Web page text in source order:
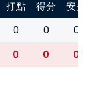
打點 得分
安打
0 0 0
0 0 0